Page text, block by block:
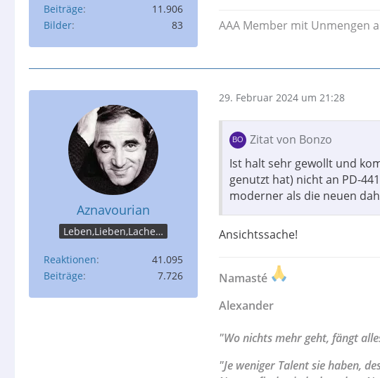
Beiträge
11.906
Bilder
83 AAA Member mit Unmengen
Aznavourian
Leben,Lieben,Lachen,Licht
Reaktionen
41.095
Beiträge
7.726
29. Februar 2024 um 21:28
Zitat von Bonzo
Ist halt sehr gewollt und
genutzt hat) nicht an PD-
moderner als die neuen
Ansichtssache!
Namasté
Alexander
"Wo nichts mehr geht, fängt
"Je weniger Talent sie haben,